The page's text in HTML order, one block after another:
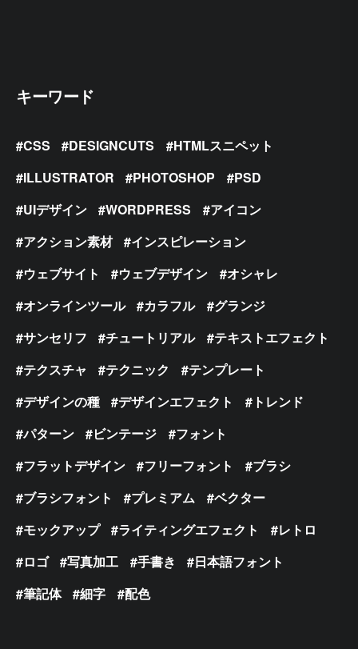
キーワード
CSS DESIGNCUTS
HTMLスニペット
ILLUSTRATOR
PHOTOSHOP
PSD
UIデザイン
WORDPRESS
アイコン
アクション素材
インスピレーション
ウェブサイト
ウェブデザイン
オシャレ
オンラインツール
カラフル
グランジ
サンセリフ
チュートリアル
テキストエフェクト
テクスチャ
テクニック
テンプレート
デザインの種
デザインエフェクト
トレンド
パターン
ビンテージ
フォント
フラットデザイン
フリーフォント
ブラシ
ブラシフォント
プレミアム
ベクター
モックアップ
ライティングエフェクト
レトロ
ロゴ
写真加工 手書き
日本語フォント
筆記体
細字 配色